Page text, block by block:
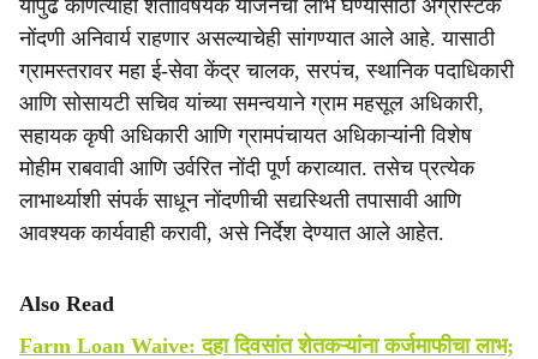
यापुढे कोणत्याही शेतीविषयक योजनेचा लाभ घेण्यासाठी ॲग्रीस्टॅक
नोंदणी अनिवार्य राहणार असल्याचेही सांगण्यात आले आहे. यासाठी
ग्रामस्तरावर महा ई-सेवा केंद्र चालक, सरपंच, स्थानिक पदाधिकारी
आणि सोसायटी सचिव यांच्या समन्वयाने ग्राम महसूल अधिकारी,
सहायक कृषी अधिकारी आणि ग्रामपंचायत अधिकाऱ्यांनी विशेष
मोहीम राबवावी आणि उर्वरित नोंदी पूर्ण कराव्यात. तसेच प्रत्येक
लाभार्थ्याशी संपर्क साधून नोंदणीची सद्यस्थिती तपासावी आणि
आवश्यक कार्यवाही करावी, असे निर्देश देण्यात आले आहेत.
Also Read
Farm Loan Waive: दहा दिवसांत शेतकऱ्यांना कर्जमाफीचा लाभ;